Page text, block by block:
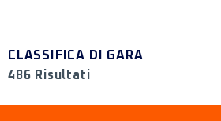
CLASSIFICA DI GARA
486 Risultati